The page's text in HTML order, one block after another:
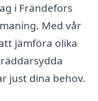
i Frändefors
Med vår
jämföra olika
just dina behov.